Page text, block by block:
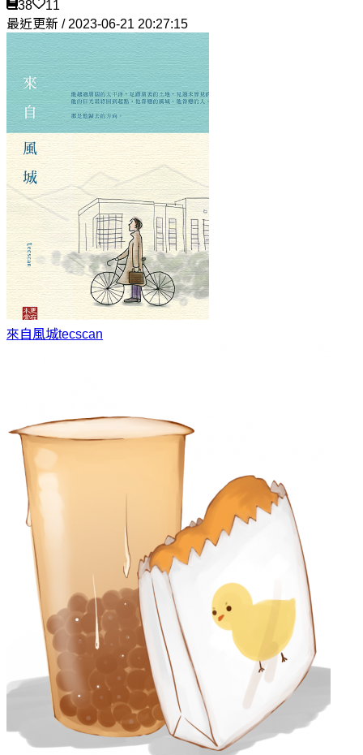
38
11
最近更新 / 2023-06-21 20:27:15
來自風城tecscan